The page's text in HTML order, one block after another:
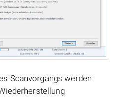
Scanvorgangs werden